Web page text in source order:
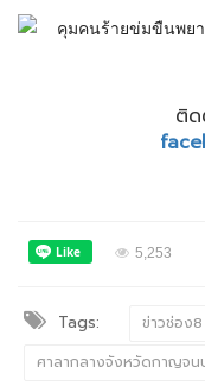
ติด
5,253
Tags: ข่าวช่อง8
ศาลากลางจังหวัดกาญจน